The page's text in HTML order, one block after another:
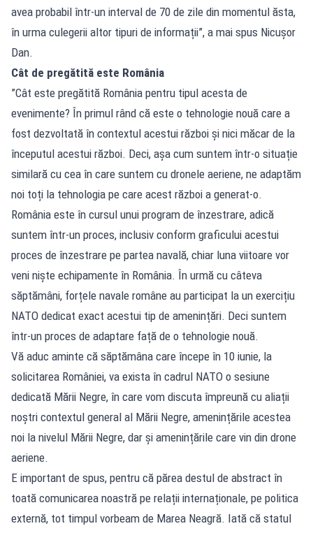
avea probabil într-un interval de 70 de zile din momentul ăsta,
în urma culegerii altor tipuri de informații”, a mai spus Nicușor
Dan.
Cât de pregătită este România
”Cât este pregătită România pentru tipul acesta de
evenimente? În primul rând că este o tehnologie nouă care a
fost dezvoltată în contextul acestui război și nici măcar de la
începutul acestui război. Deci, așa cum suntem într-o situație
similară cu cea în care suntem cu dronele aeriene, ne adaptăm
noi toți la tehnologia pe care acest război a generat-o.
România este în cursul unui program de înzestrare, adică
suntem într-un proces, inclusiv conform graficului acestui
proces de înzestrare pe partea navală, chiar luna viitoare vor
veni niște echipamente în România. În urmă cu câteva
săptămâni, forțele navale române au participat la un exercițiu
NATO dedicat exact acestui tip de amenințări. Deci suntem
într-un proces de adaptare față de o tehnologie nouă.
Vă aduc aminte că săptămâna care începe în 10 iunie, la
solicitarea României, va exista în cadrul NATO o sesiune
dedicată Mării Negre, în care vom discuta împreună cu aliații
noștri contextul general al Mării Negre, amenințările acestea
noi la nivelul Mării Negre, dar și amenințările care vin din drone
aeriene.
E important de spus, pentru că părea destul de abstract în
toată comunicarea noastră pe relații internaționale, pe politica
externă, tot timpul vorbeam de Marea Neagră. Iată că statul